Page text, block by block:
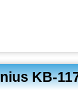
KB-